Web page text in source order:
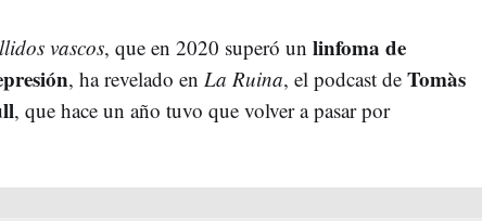
vascos, que en 2020 superó un linfoma de
, ha revelado en La Ruina, el podcast de Tomàs
, que hace un año tuvo que volver a pasar por